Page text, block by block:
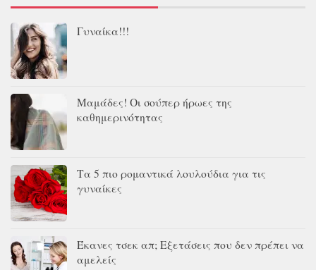
Γυναίκα!!!
Μαμάδες! Οι σούπερ ήρωες της
καθημερινότητας
Τα 5 πιο ρομαντικά λουλούδια για τις
γυναίκες
Έκανες τσεκ απ; Εξετάσεις που δεν πρέπει να
αμελείς